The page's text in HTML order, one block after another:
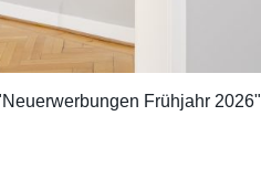
Frühjahr 2026"